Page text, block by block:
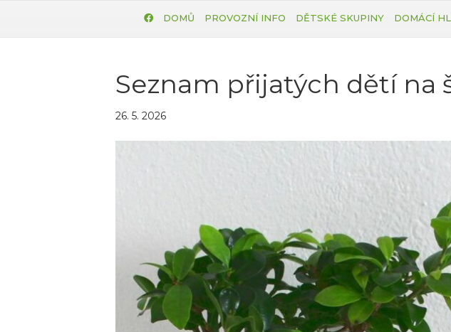
DOMŮ PROVOZNÍ INFO DĚTSKÉ SKUPINY DOMÁCÍ
Seznam přijatých dětí na
26. 5. 2026